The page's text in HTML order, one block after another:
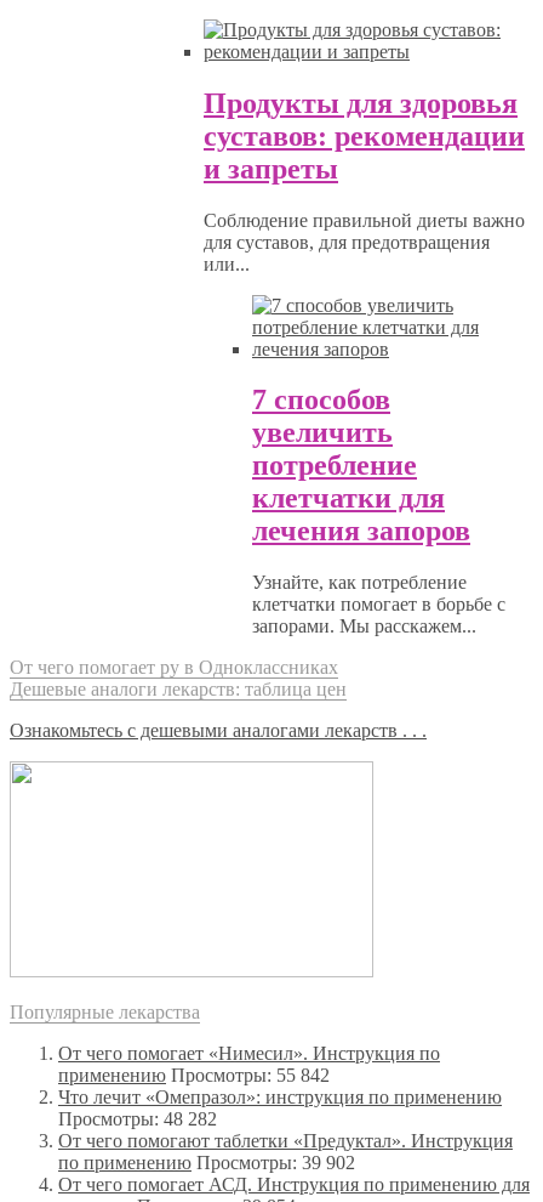
Продукты для здоровья
суставов: рекомендации
и запреты
Соблюдение правильной диеты важно
для суставов, для предотвращения
или...
7 способов
увеличить
потребление
клетчатки для
лечения запоров
Узнайте, как потребление
клетчатки помогает в борьбе с
запорами. Мы расскажем...
От чего помогает ру в Одноклассниках
Дешевые аналоги лекарств: таблица цен
Ознакомьтесь с дешевыми аналогами лекарств . . .
Популярные лекарства
От чего помогает «Нимесил». Инструкция по
применению Просмотры: 55 842
Что лечит «Омепразол»: инструкция по применению
Просмотры: 48 282
От чего помогают таблетки «Предуктал». Инструкция
по применению Просмотры: 39 902
От чего помогает АСД. Инструкция по применению для